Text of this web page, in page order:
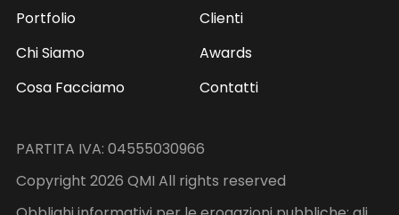
Portfolio
Chi Siamo
Cosa Facciamo
Clienti
Awards
Contatti
PARTITA IVA: 04555030966
Copyright 2026 QMI All rights reserved